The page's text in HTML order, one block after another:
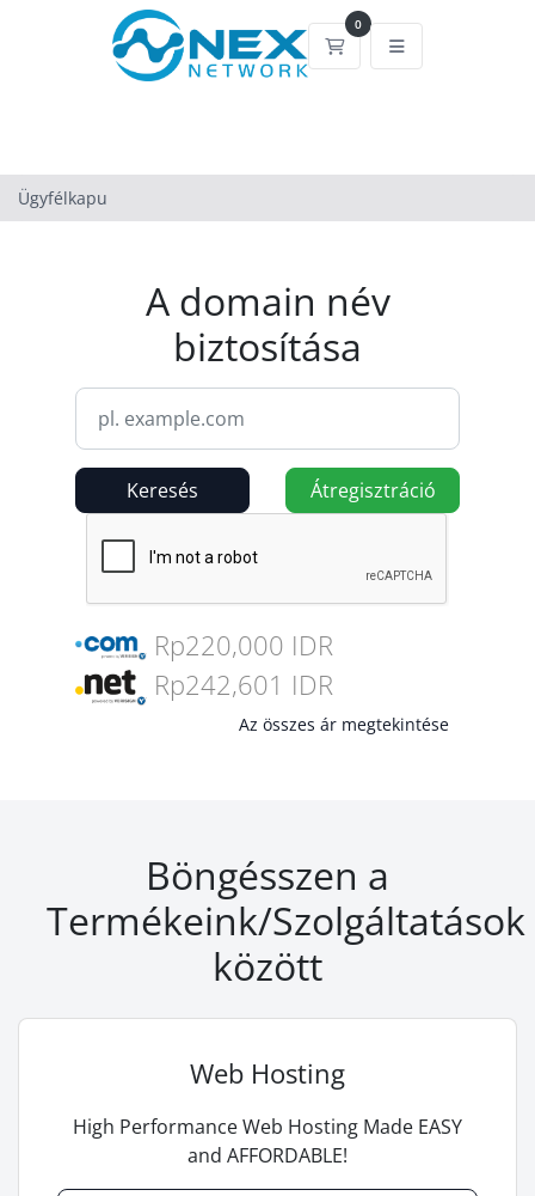
0
Bevásárlókosár
Ügyfélkapu
A domain név
biztosítása
Keresés Átregisztráció
Rp220,000 IDR
Rp242,601 IDR
Az összes ár megtekintése
Böngésszen a
Termékeink/Szolgáltatások
között
Web Hosting
High Performance Web Hosting Made EASY
and AFFORDABLE!